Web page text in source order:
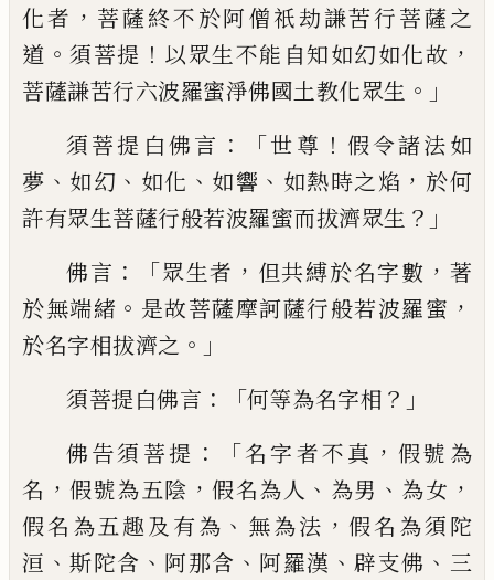
化者 ， 菩薩終不於阿僧祇劫謙苦行菩薩之
道 。 須菩提 ！ 以眾生不能自知如幻如化故 ，
菩薩謙苦行六波羅蜜淨佛國土教化眾生 。」
須菩提白佛言 ：「世尊 ！ 假令諸法如
夢 、 如幻 、 如化 、 如響 、 如熱時之焰 ， 於何
許有眾生菩薩行般若波羅蜜而拔濟眾生 ？」
佛言 ： 「眾生者 ， 但共縛於名字數 ， 著
於無端緒 。 是故菩薩摩訶薩行般若波羅蜜 ，
於名字相拔濟之 。」
須菩提白佛言 ：「何等為名字相 ？」
佛告須菩提 ：「名字者不真 ， 假號為
名 ， 假號為五陰 ， 假名為人 、 為男 、 為女 ，
假名為五趣及有為 、 無為法 ， 假名為須陀
洹 、斯陀含 、 阿那含 、 阿羅漢 、辟支佛 、 三